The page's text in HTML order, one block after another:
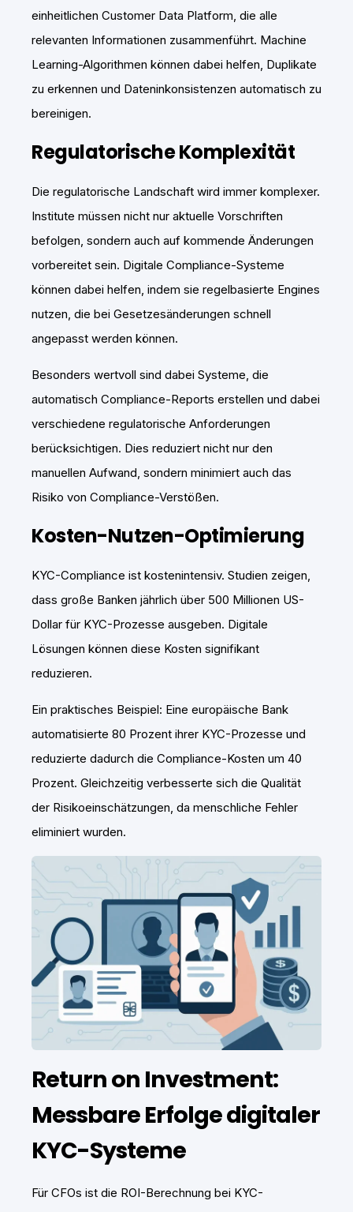
einheitlichen Customer Data Platform, die alle
relevanten Informationen zusammenführt. Machine
Learning-Algorithmen können dabei helfen, Duplikate
zu erkennen und Dateninkonsistenzen automatisch zu
bereinigen.
Regulatorische Komplexität
Die regulatorische Landschaft wird immer komplexer.
Institute müssen nicht nur aktuelle Vorschriften
befolgen, sondern auch auf kommende Änderungen
vorbereitet sein. Digitale Compliance-Systeme
können dabei helfen, indem sie regelbasierte Engines
nutzen, die bei Gesetzesänderungen schnell
angepasst werden können.
Besonders wertvoll sind dabei Systeme, die
automatisch Compliance-Reports erstellen und dabei
verschiedene regulatorische Anforderungen
berücksichtigen. Dies reduziert nicht nur den
manuellen Aufwand, sondern minimiert auch das
Risiko von Compliance-Verstößen.
Kosten-Nutzen-Optimierung
KYC-Compliance ist kostenintensiv. Studien zeigen,
dass große Banken jährlich über 500 Millionen US-
Dollar für KYC-Prozesse ausgeben. Digitale
Lösungen können diese Kosten signifikant
reduzieren.
Ein praktisches Beispiel: Eine europäische Bank
automatisierte 80 Prozent ihrer KYC-Prozesse und
reduzierte dadurch die Compliance-Kosten um 40
Prozent. Gleichzeitig verbesserte sich die Qualität
der Risikoeinschätzungen, da menschliche Fehler
eliminiert wurden.
Return on Investment:
Messbare Erfolge digitaler
KYC-Systeme
Für CFOs ist die ROI-Berechnung bei KYC-